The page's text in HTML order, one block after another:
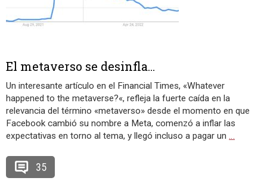
El metaverso se desinfla…
Un interesante artículo en el Financial Times, «Whatever
happened to the metaverse?«, refleja la fuerte caída en la
relevancia del término «metaverso» desde el momento en que
Facebook cambió su nombre a Meta, comenzó a inflar las
expectativas en torno al tema, y llegó incluso a pagar un …
35